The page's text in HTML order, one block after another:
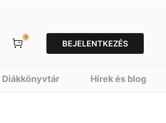
0
BEJELENTKEZÉS
Diákkönyvtár Hírek és blog